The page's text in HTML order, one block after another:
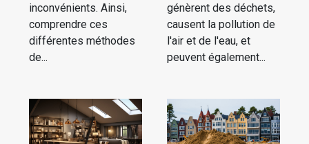
inconvénients. Ainsi,
comprendre ces
différentes méthodes
de...
génèrent des déchets,
causent la pollution de
l'air et de l'eau, et
peuvent également...